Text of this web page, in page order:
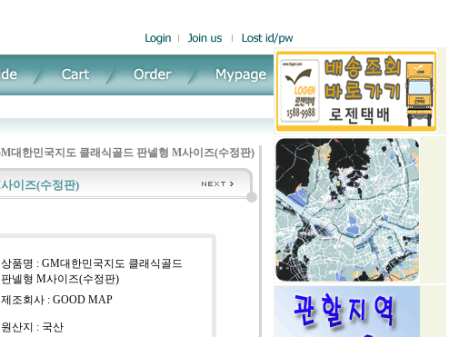
대한민국지도 클래식골드 판넬형 M사이즈(수정판)
이즈(수정판)
상품명 : GM대한민국지도 클래식골드
판넬형 M사이즈(수정판)
제조회사 : GOOD MAP
원산지 : 국산